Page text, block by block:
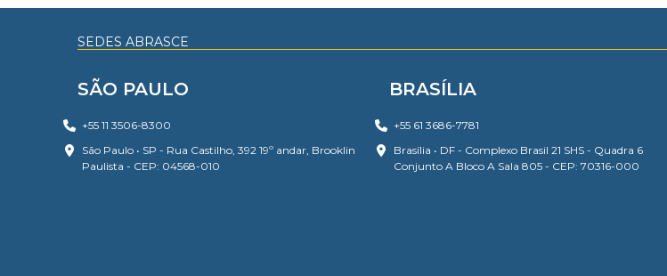
SEDES ABRASCE
SÃO PAULO
+55 11 3506-8300
São Paulo • SP - Rua Castilho, 392 19º andar, Brooklin
Paulista - CEP: 04568-010
BRASÍLIA
+55 61 3686-7781
Brasília • DF - Complexo Brasil 21 SHS - Quadra 6
Conjunto A Bloco A Sala 805 - CEP: 70316-000